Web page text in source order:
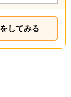
してみる